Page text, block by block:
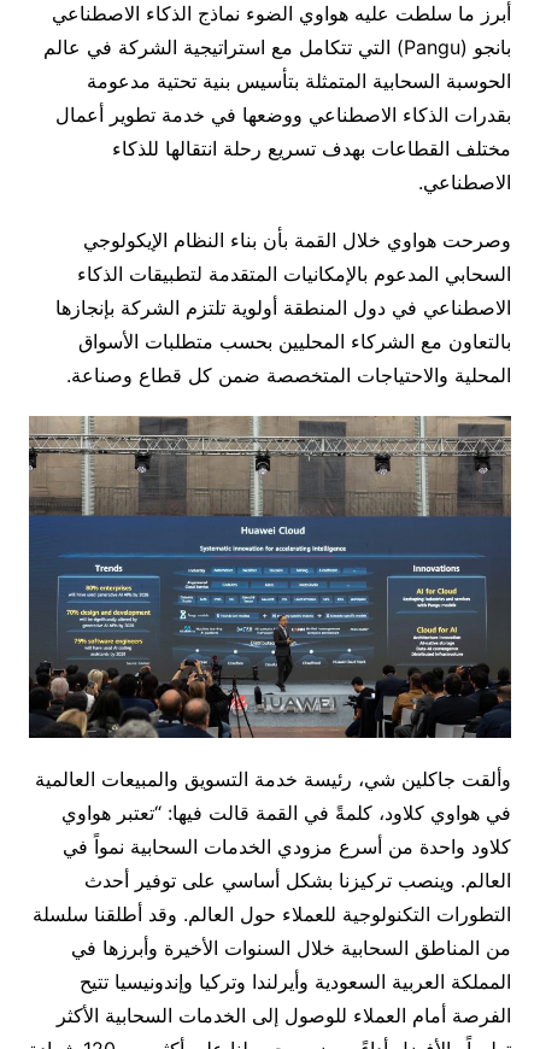
أبرز ما سلطت عليه هواوي الضوء نماذج الذكاء الاصطناعي
بانجو (Pangu) التي تتكامل مع استراتيجية الشركة في عالم
الحوسبة السحابية المتمثلة بتأسيس بنية تحتية مدعومة
بقدرات الذكاء الاصطناعي ووضعها في خدمة تطوير أعمال
مختلف القطاعات بهدف تسريع رحلة انتقالها للذكاء
الاصطناعي.
وصرحت هواوي خلال القمة بأن بناء النظام الإيكولوجي
السحابي المدعوم بالإمكانيات المتقدمة لتطبيقات الذكاء
الاصطناعي في دول المنطقة أولوية تلتزم الشركة بإنجازها
بالتعاون مع الشركاء المحليين بحسب متطلبات الأسواق
المحلية والاحتياجات المتخصصة ضمن كل قطاع وصناعة.
وألقت جاكلين شي، رئيسة خدمة التسويق والمبيعات العالمية
في هواوي كلاود، كلمةً في القمة قالت فيها: “تعتبر هواوي
كلاود واحدة من أسرع مزودي الخدمات السحابية نمواً في
العالم. وينصب تركيزنا بشكل أساسي على توفير أحدث
التطورات التكنولوجية للعملاء حول العالم. وقد أطلقنا سلسلة
من المناطق السحابية خلال السنوات الأخيرة وأبرزها في
المملكة العربية السعودية وأيرلندا وتركيا وإندونيسيا تتيح
الفرصة أمام العملاء للوصول إلى الخدمات السحابية الأكثر